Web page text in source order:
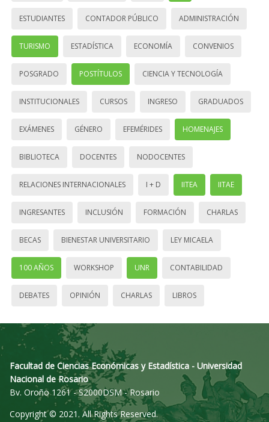
ESTUDIANTES CONTADOR PÚBLICO ADMINISTRACIÓN
TURISMO ESTADÍSTICA ECONOMÍA CONVENIOS
POSGRADO POSTÍTULOS CIENCIA Y TECNOLOGÍA
INSTITUCIONALES CURSOS INGRESO GRADUADOS
EXÁMENES GÉNERO EFEMÉRIDES HOMENAJES
BIBLIOTECA DOCENTES NODOCENTES
RELACIONES INTERNACIONALES I + D IITEA IITAE
INGRESANTES INCLUSIÓN FORMACIÓN CHARLAS
BECAS BIENESTAR UNIVERSITARIO LEY MICAELA
100 AÑOS WORKSHOP UNR CONTABILIDAD
DEBATES OPINIÓN CHARLAS LIBROS
Facultad de Ciencias Económicas y Estadística - Universidad
Nacional de Rosario
Bv. Oroño 1261 - S2000DSM - Rosario
Copyright © 2021. All Rights Reserved.